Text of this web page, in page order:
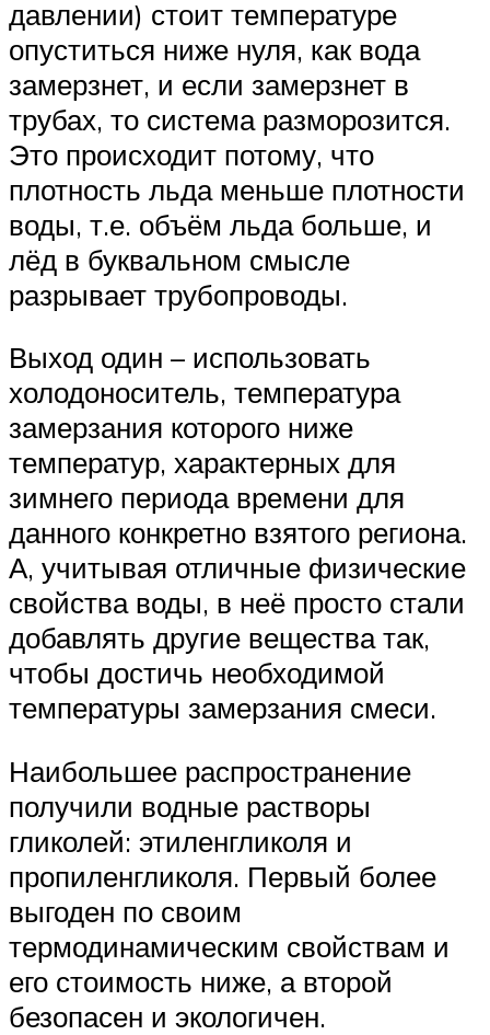
давлении) стоит температуре
опуститься ниже нуля, как вода
замерзнет, и если замерзнет в
трубах, то система разморозится.
Это происходит потому, что
плотность льда меньше плотности
воды, т.е. объём льда больше, и
лёд в буквальном смысле
разрывает трубопроводы.
Выход один – использовать
холодоноситель, температура
замерзания которого ниже
температур, характерных для
зимнего периода времени для
данного конкретно взятого региона.
А, учитывая отличные физические
свойства воды, в неё просто стали
добавлять другие вещества так,
чтобы достичь необходимой
температуры замерзания смеси.
Наибольшее распространение
получили водные растворы
гликолей: этиленгликоля и
пропиленгликоля. Первый более
выгоден по своим
термодинамическим свойствам и
его стоимость ниже, а второй
безопасен и экологичен.